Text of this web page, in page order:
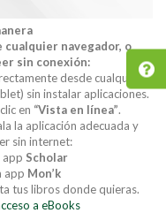
navegador, o
sin conexión:
desde cualquier
sin instalar aplicaciones.
en “Vista en línea”.
la aplicación adecuada y
sin internet:
app Scholar
app Mon’k
tus libros donde quieras.
a eBooks